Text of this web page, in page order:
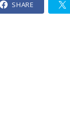
SHARE